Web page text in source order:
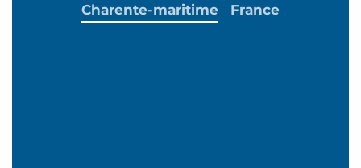
Charente-maritime France